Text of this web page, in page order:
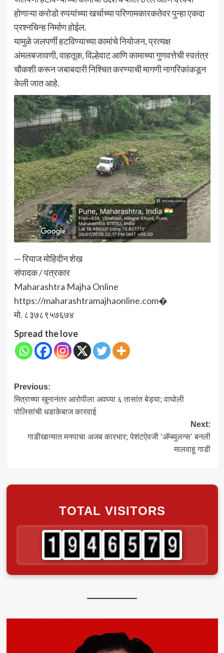
होणाऱ्या करोडो रुपयांच्या खर्चाच्या परिणामकारकतेवर पुन्हा एकदा
प्रश्नचिन्ह निर्माण होईल.
यामुळे जलपर्णी हटविण्याच्या कामांचे नियोजन, प्रत्यक्ष
अंमलबजावणी, वाहतूक, विल्हेवाट आणि कामाच्या गुणवत्तेची स्वतंत्र
चौकशी करून जबाबदारी निश्चित करण्याची मागणी नागरिकांकडून
केली जात आहे.
— रियाज मोहिदीन शेख
संपादक / पत्रकार
Maharashtra Majha Online
https://maharashtramajhaonline.com⁠�
मो. ८३७८९५७६७४
Spread the love
Post
navigation
Previous:
मित्राच्या खुनानंतर आरोपीला अवघ्या ६ तासांत बेड्या; वाघोली
पोलिसांची धडाकेबाज कारवाई
Next:
गाडीखान्यात मनपाचा अजब कारभार; पेशंटऐवजी ‘अ‍ॅम्ब्युलन्स’ बनली
मालवाहू गाडी
TOTAL VISITORS